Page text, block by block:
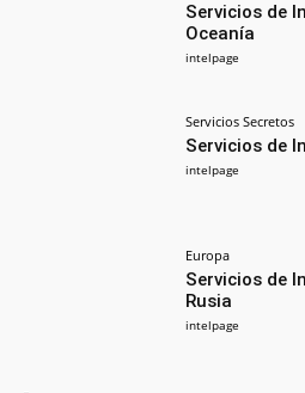
Servicios de
Oceanía
intelpage
Servicios Secretos
Servicios de
intelpage
Europa
Servicios de
Rusia
intelpage